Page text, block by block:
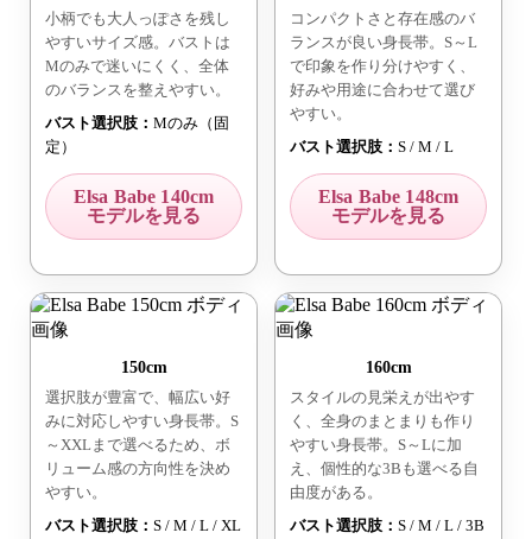
小柄でも大人っぽさを残し
やすいサイズ感。バストは
Mのみで迷いにくく、全体
のバランスを整えやすい。
バスト選択肢： Mのみ（固
定）
Elsa Babe 140cm
モデルを見る
コンパクトさと存在感のバ
ランスが良い身長帯。S～L
で印象を作り分けやすく、
好みや用途に合わせて選び
やすい。
バスト選択肢： S / M / L
Elsa Babe 148cm
モデルを見る
150cm
選択肢が豊富で、幅広い好
みに対応しやすい身長帯。S
～XXLまで選べるため、ボ
リューム感の方向性を決め
やすい。
バスト選択肢： S / M / L / XL
160cm
スタイルの見栄えが出やす
く、全身のまとまりも作り
やすい身長帯。S～Lに加
え、個性的な3Bも選べる自
由度がある。
バスト選択肢： S / M / L / 3B